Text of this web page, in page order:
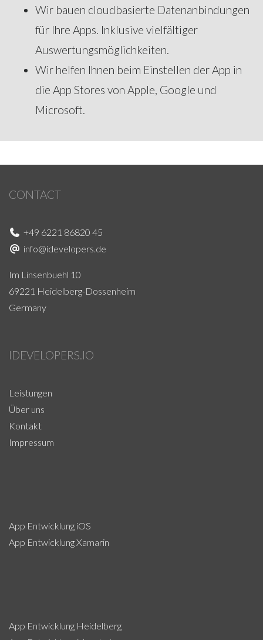
Wir bauen cloudbasierte Datenanbindungen
für Ihre Apps. Inklusive vielfältiger
Auswertungsmöglichkeiten.
Wir helfen Ihnen beim Einstellen der App in
die App Stores von Apple, Google und
Microsoft.
CONTACT
+49 6221 86820 45
info@idevelopers.de
Im Linsenbuehl 10
69221 Heidelberg-Dossenheim
Germany
IDEVELOPERS.IO
Leistungen
Über uns
Kontakt
Impressum
App Entwicklung iOS
App Entwicklung Xamarin
App Entwicklung Heidelberg